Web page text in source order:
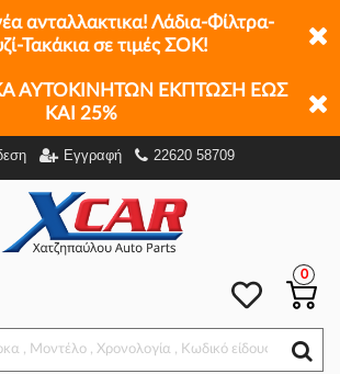
ανταλλακτικα! Λάδια-Φίλτρα-
Τακάκια σε τιμές ΣΟΚ!
ΑΥΤΟΚΙΝΗΤΩΝ ΕΚΠΤΩΣΗ ΕΩΣ
ΚΑΙ 25%
Εγγραφή 22620 58709
0